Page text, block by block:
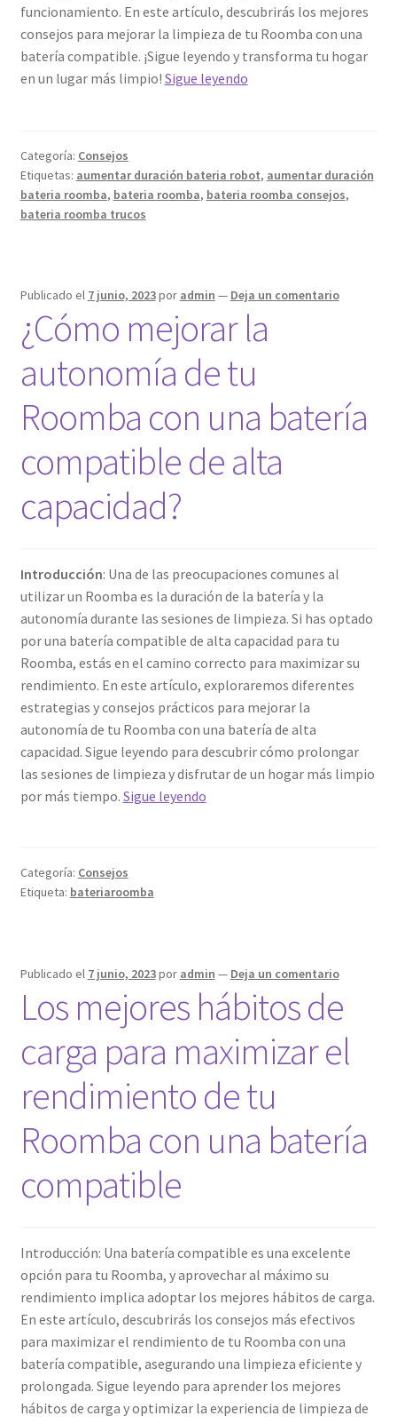
funcionamiento. En este artículo, descubrirás los mejores
consejos para mejorar la limpieza de tu Roomba con una
batería compatible. ¡Sigue leyendo y transforma tu hogar
en un lugar más limpio! Sigue leyendoTrucos
la
con
una
batería
compatible
Categoría: Consejos
Etiquetas: aumentar duración bateria robot, aumentar duración
bateria roomba, bateria roomba, bateria roomba consejos,
bateria roomba trucos
Publicado el 7 junio, 2023por admin — Deja un comentario
¿Cómo mejorar la
autonomía de tu
Roomba con una batería
compatible de alta
capacidad?
Introducción: Una de las preocupaciones comunes al
utilizar un Roomba es la duración de la batería y la
autonomía durante las sesiones de limpieza. Si has optado
por una batería compatible de alta capacidad para tu
Roomba, estás en el camino correcto para maximizar su
rendimiento. En este artículo, exploraremos diferentes
estrategias y consejos prácticos para mejorar la
autonomía de tu Roomba con una batería de alta
capacidad. Sigue leyendo para descubrir cómo prolongar
las sesiones de limpieza y disfrutar de un hogar más limpio
por más tiempo. Sigue leyendo¿Cómo
una
batería
compatible
alta
capacidad?
Categoría: Consejos
Etiqueta: bateriaroomba
Publicado el 7 junio, 2023por admin — Deja un comentario
Los mejores hábitos de
carga para maximizar el
rendimiento de tu
Roomba con una batería
compatible
Introducción: Una batería compatible es una excelente
opción para tu Roomba, y aprovechar al máximo su
rendimiento implica adoptar los mejores hábitos de carga.
En este artículo, descubrirás los consejos más efectivos
para maximizar el rendimiento de tu Roomba con una
batería compatible, asegurando una limpieza eficiente y
prolongada. Sigue leyendo para aprender los mejores
hábitos de carga y optimizar la experiencia de limpieza de